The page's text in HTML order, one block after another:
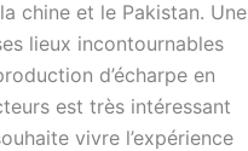
chine et le Pakistan. Une
lieux incontournables
d’écharpe en
est très intéressant
vivre l’expérience